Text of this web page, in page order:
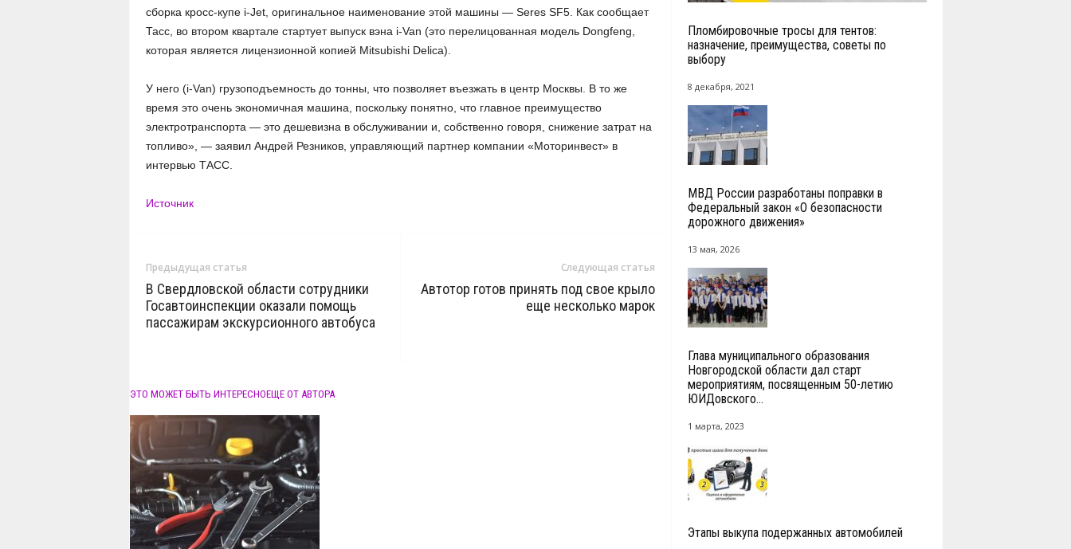
сборка кросс-купе i-Jet, оригинальное наименование этой машины — Seres SF5. Как сообщает
Тасс, во втором квартале стартует выпуск вэна i-Van (это перелицованная модель Dongfeng,
которая является лицензионной копией Mitsubishi Delica).
У него (i-Van) грузоподъемность до тонны, что позволяет въезжать в центр Москвы. В то же
время это очень экономичная машина, поскольку понятно, что главное преимущество
электротранспорта — это дешевизна в обслуживании и, собственно говоря, снижение затрат на
топливо», — заявил Андрей Резников, управляющий партнер компании «Моторинвест» в
интервью ТАСС.
Источник
Предыдущая статья
В Свердловской области сотрудники
Госавтоинспекции оказали помощь
пассажирам экскурсионного автобуса
Следующая статья
Автотор готов принять под свое крыло
еще несколько марок
ЭТО МОЖЕТ БЫТЬ ИНТЕРЕСНОЕЩЕ ОТ АВТОРА
Пломбировочные тросы для тентов:
назначение, преимущества, советы по
выбору
8 декабря, 2021
МВД России разработаны поправки в
Федеральный закон «О безопасности
дорожного движения»
13 мая, 2026
Глава муниципального образования
Новгородской области дал старт
мероприятиям, посвященным 50-летию
ЮИДовского...
1 марта, 2023
Этапы выкупа подержанных автомобилей